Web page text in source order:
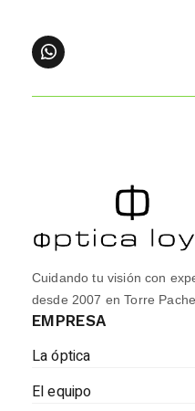
Cuidando tu visión con
desde 2007 en Torre
EMPRESA
La óptica
El equipo